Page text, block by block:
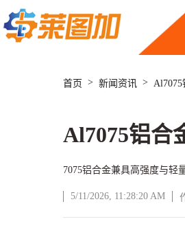
首页 > 新闻资讯 >
Al7075铝合
7075铝合金兼具高强度与轻
5/11/2026, 11:28:20 AM